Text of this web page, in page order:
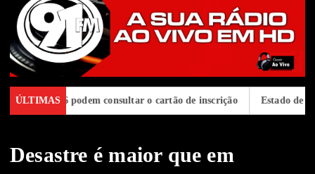
ÚLTIMAS
2026 podem consultar o cartão de inscrição Estado de São
Desastre é maior que em